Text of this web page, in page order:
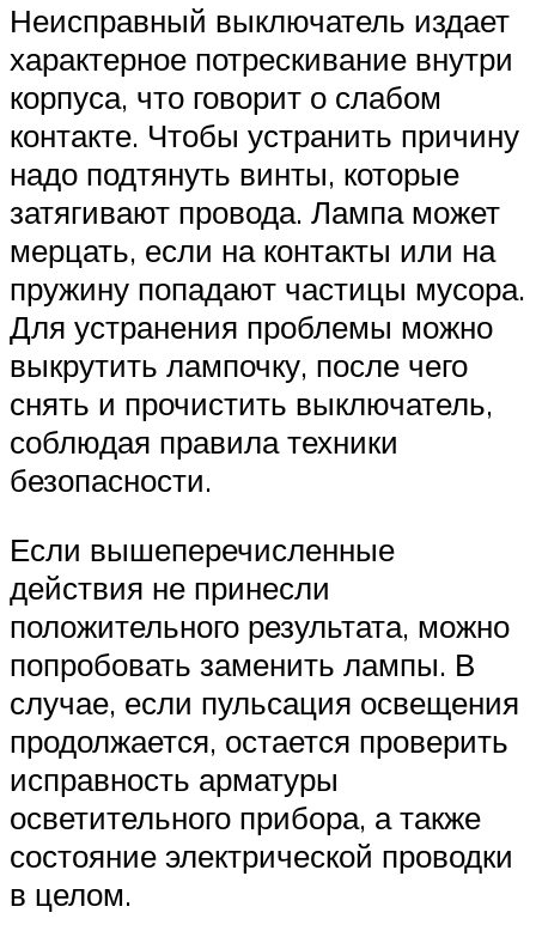
Неисправный выключатель издает
характерное потрескивание внутри
корпуса, что говорит о слабом
контакте. Чтобы устранить причину
надо подтянуть винты, которые
затягивают провода. Лампа может
мерцать, если на контакты или на
пружину попадают частицы мусора.
Для устранения проблемы можно
выкрутить лампочку, после чего
снять и прочистить выключатель,
соблюдая правила техники
безопасности.
Если вышеперечисленные
действия не принесли
положительного результата, можно
попробовать заменить лампы. В
случае, если пульсация освещения
продолжается, остается проверить
исправность арматуры
осветительного прибора, а также
состояние электрической проводки
в целом.